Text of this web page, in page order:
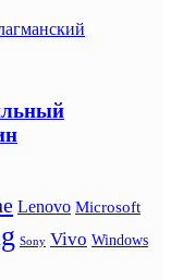
Lenovo Microsoft
Sony Vivo Windows